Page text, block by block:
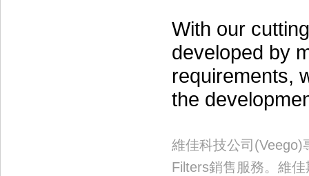
With our
developed by
requirements,
the
維佳科技公司
Filters銷售服務。維